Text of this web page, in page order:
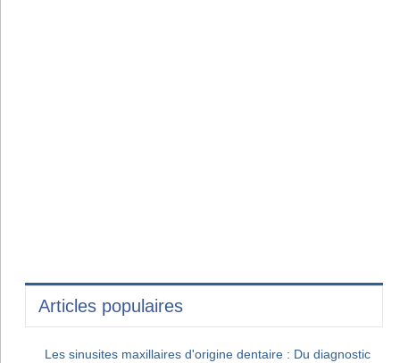
Articles populaires
Les sinusites maxillaires d'origine dentaire : Du diagnostic